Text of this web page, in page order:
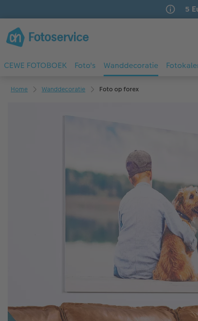
5
CEWE FOTOBOEK Foto's Wanddecoratie
Home Wanddecoratie Foto op forex